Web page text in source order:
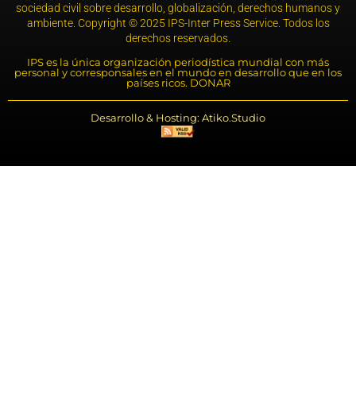
sociedad civil sobre desarrollo, globalización, derechos humanos y
ambiente. Copyright © 2025 IPS-Inter Press Service. Todos los
derechos reservados.
IPS es la única organización periodística mundial con más
personal y corresponsales en el mundo en desarrollo que en los
países ricos. DONAR
Desarrollo & Hosting: Atiko.Studio